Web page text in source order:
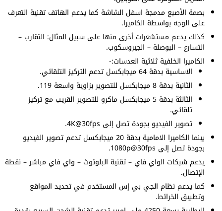
بصمة الأصبع مدمجة اسفل الشاشة كما يدعم الهاتف تقنية التعرف
على الوجه بواسطة الكاميرا.
كذلك يدعم مستشعرات أخرى منها على سبيل المثال: التقارب –
التسارع – البوصلة – الجيروسكوب.
الكاميرا الخلفية ثلاثية العدسات:-
الاساسية بدقة 64 ميجابكسل تدعم التركيز التلقائي.
الثانية بدقة 8 ميجابكسل للتصوير بزاوية واسعة 119.
الثالثة بدقة 5 ميجابكسل ماكرو للتصوير القريب مع تركيز
تلقائي.
تصوير الفيديو بجودة تصل إلى 4K@30fps.
بينما الكاميرا الامامية بدقة 20 ميجابكسل تدعم تصوير الفيديو
بجودة تصل إلى 1080p@30fps.
يدعم شبكات الواي فاي – تقنية البلوتوث – واي فاي مباشر – نقطة
الإتصال.
كما يدعم نظام الجي بي إس المستخدم في تحديد المواقع
وتطبيق الخرائط.